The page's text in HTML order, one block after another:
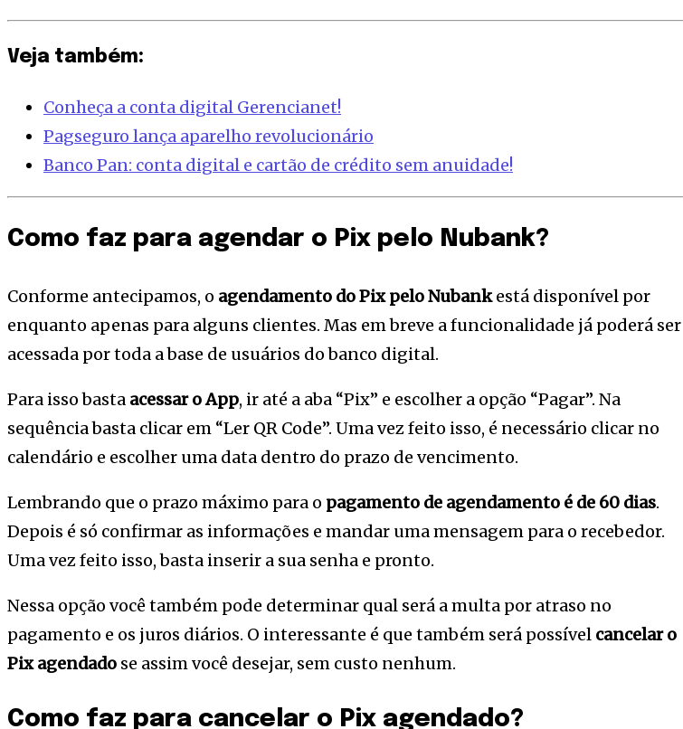
Veja também:
Conheça a conta digital Gerencianet!
Pagseguro lança aparelho revolucionário
Banco Pan: conta digital e cartão de crédito sem anuidade!
Como faz para agendar o Pix pelo Nubank?
Conforme antecipamos, o agendamento do Pix pelo Nubankestá disponível por
enquanto apenas para alguns clientes. Mas em breve a funcionalidade já poderá ser
acessada por toda a base de usuários do banco digital.
Para isso basta acessar o App, ir até a aba “Pix” e escolher a opção “Pagar”. Na
sequência basta clicar em “Ler QR Code”. Uma vez feito isso, é necessário clicar no
calendário e escolher uma data dentro do prazo de vencimento.
Lembrando que o prazo máximo para o pagamento de agendamento é de 60 dias.
Depois é só confirmar as informações e mandar uma mensagem para o recebedor.
Uma vez feito isso, basta inserir a sua senha e pronto.
Nessa opção você também pode determinar qual será a multa por atraso no
pagamento e os juros diários. O interessante é que também será possível cancelar o
Pix agendado se assim você desejar, sem custo nenhum.
Como faz para cancelar o Pix agendado?